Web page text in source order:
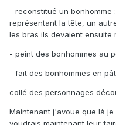
- reconstitué un bonhomme
représentant la tête, un
les bras ils devaient ensuite
- peint des bonhommes au
- fait des bonhommes en
collé des personnages
Maintenant j'avoue que là